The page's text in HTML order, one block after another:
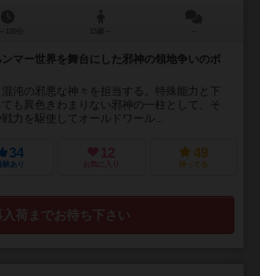
ンマー世界を舞台にした邪神の領地争いのボ
混沌の邪悪な神々を担当する。特殊能力と下
も異色きわまりない邪神の一柱として、そ
力を駆使してオールドワール...
34
験あり
12
お気に入り
49
持ってる
入荷までお待ち下さい